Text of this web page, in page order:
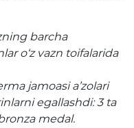
barcha
o‘z vazn toifalarida
jamoasi a’zolari
egallashdi: 3 ta
medal.